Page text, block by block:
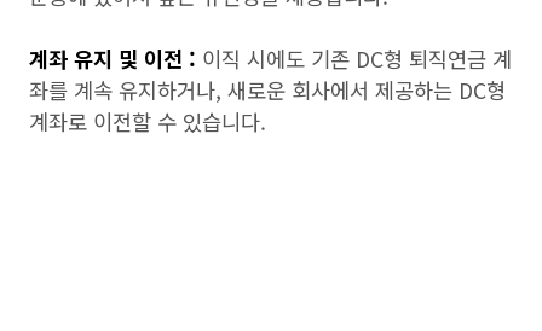
계좌 유지 및 이전 : 이직 시에도 기존 DC형 퇴직연금 계
좌를 계속 유지하거나, 새로운 회사에서 제공하는 DC형
계좌로 이전할 수 있습니다.